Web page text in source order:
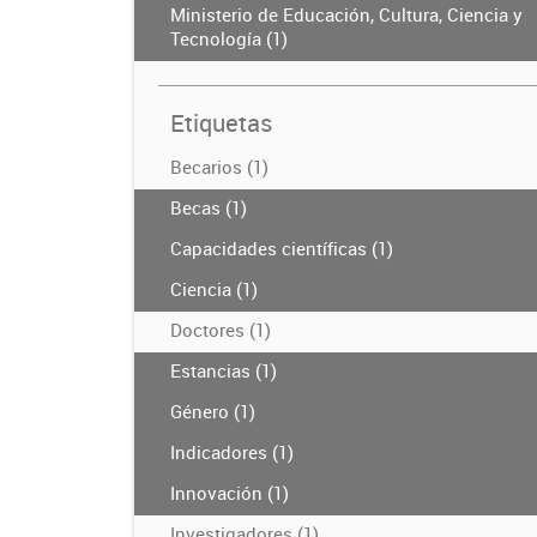
Ministerio de Educación, Cultura, Ciencia y
Tecnología (1)
Etiquetas
Becarios (1)
Becas (1)
Capacidades científicas (1)
Ciencia (1)
Doctores (1)
Estancias (1)
Género (1)
Indicadores (1)
Innovación (1)